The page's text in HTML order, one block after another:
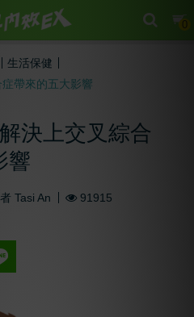
0
生活保健
帶來的五大影響
決上交叉綜合
響
Tasi An 91915